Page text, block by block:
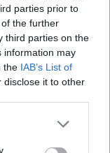
parties prior to
the further
third parties on the
information may
the IAB’s List of
disclose it to other
or more Google
You may click to
NEWS